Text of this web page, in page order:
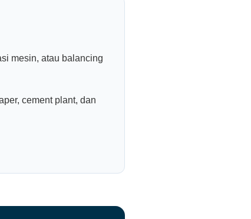
mesin, atau balancing
cement plant, dan